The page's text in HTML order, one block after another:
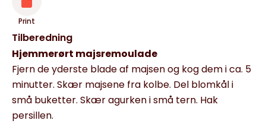
Print
Tilberedning
Hjemmerørt majsremoulade
Fjern de yderste blade af majsen og kog dem i ca. 5
minutter. Skær majsene fra kolbe. Del blomkål i
små buketter. Skær agurken i små tern. Hak
persillen.